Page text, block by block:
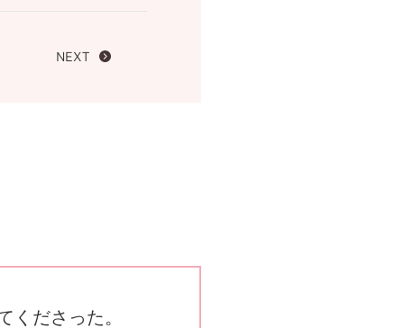
NEXT
くださった。